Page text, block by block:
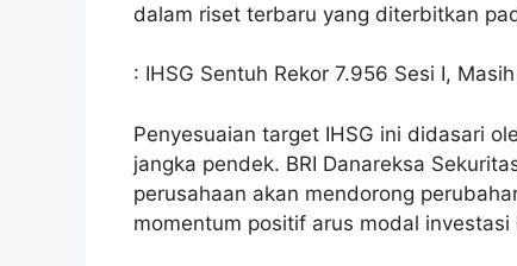
dalam riset terbaru yang diterbitkan
: IHSG Sentuh Rekor 7.956 Sesi I,
Penyesuaian target IHSG ini didasari
jangka pendek. BRI Danareksa
perusahaan akan mendorong
momentum positif arus modal